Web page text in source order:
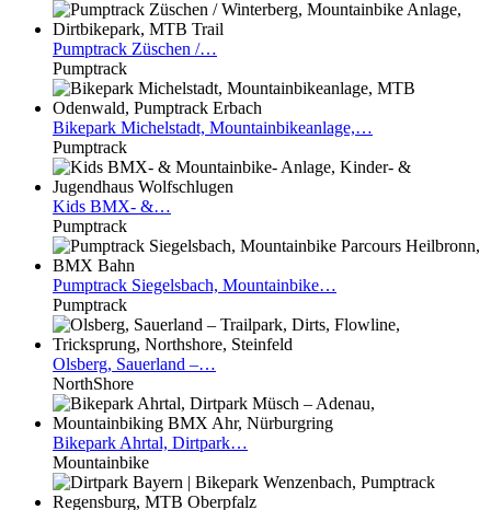
Pumptrack Züschen /…
Pumptrack
Bikepark Michelstadt, Mountainbikeanlage,…
Pumptrack
Kids BMX- &…
Pumptrack
Pumptrack Siegelsbach, Mountainbike…
Pumptrack
Olsberg, Sauerland –…
NorthShore
Bikepark Ahrtal, Dirtpark…
Mountainbike